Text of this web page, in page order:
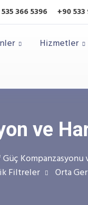
366 5396 +90533
Hizmetler
ve
Filtreler
Orta